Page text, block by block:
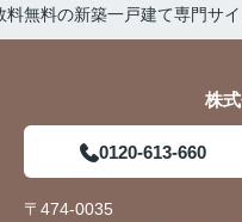
無料の新築一戸建て専門サ
株
0120-613-660
〒474-0035